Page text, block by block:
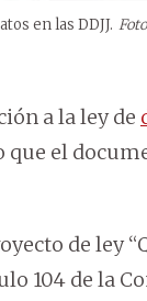
en las DDJJ.
a la ley de
el
de ley
104 de la